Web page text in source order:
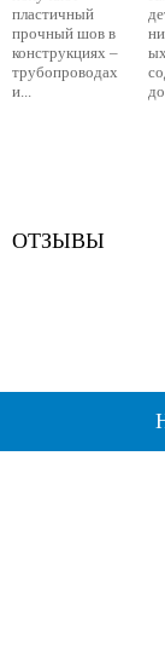
пластичный
прочный шов в
конструкциях –
трубопроводах
и...
ОТЗЫВЫ